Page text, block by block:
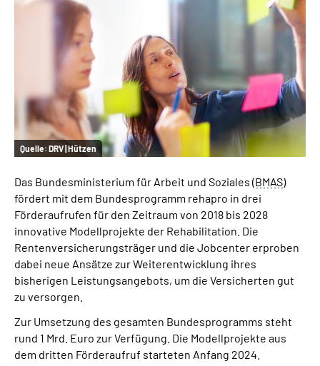
Mein Kundenportal
Quelle: DRV | Hützen
Das Bundesministerium für Arbeit und Soziales (BMAS)
fördert mit dem Bundesprogramm rehapro in drei
Förderaufrufen für den Zeitraum von 2018 bis 2028
innovative Modellprojekte der Rehabilitation. Die
Rentenversicherungsträger und die Jobcenter erproben
dabei neue Ansätze zur Weiterentwicklung ihres
bisherigen Leistungsangebots, um die Versicherten gut
zu versorgen.
Zur Umsetzung des gesamten Bundesprogramms steht
rund 1 Mrd. Euro zur Verfügung. Die Modellprojekte aus
dem dritten Förderaufruf starteten Anfang 2024.